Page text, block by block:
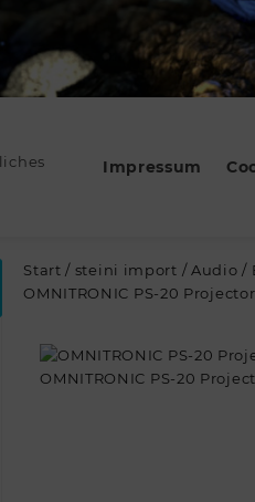
Impressum
Start / steini import / Audio /
OMNITRONIC PS-20